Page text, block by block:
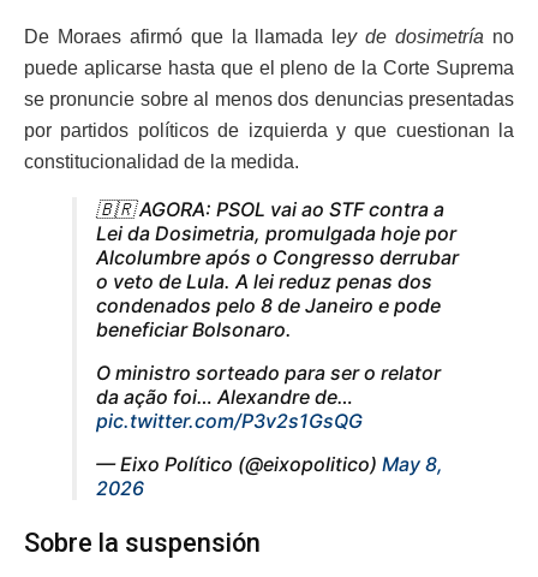
De Moraes afirmó que la llamada ley de dosimetría no
puede aplicarse hasta que el pleno de la Corte Suprema
se pronuncie sobre al menos dos denuncias presentadas
por partidos políticos de izquierda y que cuestionan la
constitucionalidad de la medida.
🇧🇷 AGORA: PSOL vai ao STF contra a
Lei da Dosimetria, promulgada hoje por
Alcolumbre após o Congresso derrubar
o veto de Lula. A lei reduz penas dos
condenados pelo 8 de Janeiro e pode
beneficiar Bolsonaro.
O ministro sorteado para ser o relator
da ação foi… Alexandre de…
pic.twitter.com/P3v2s1GsQG
— Eixo Político (@eixopolitico) May 8,
2026
Sobre la suspensión